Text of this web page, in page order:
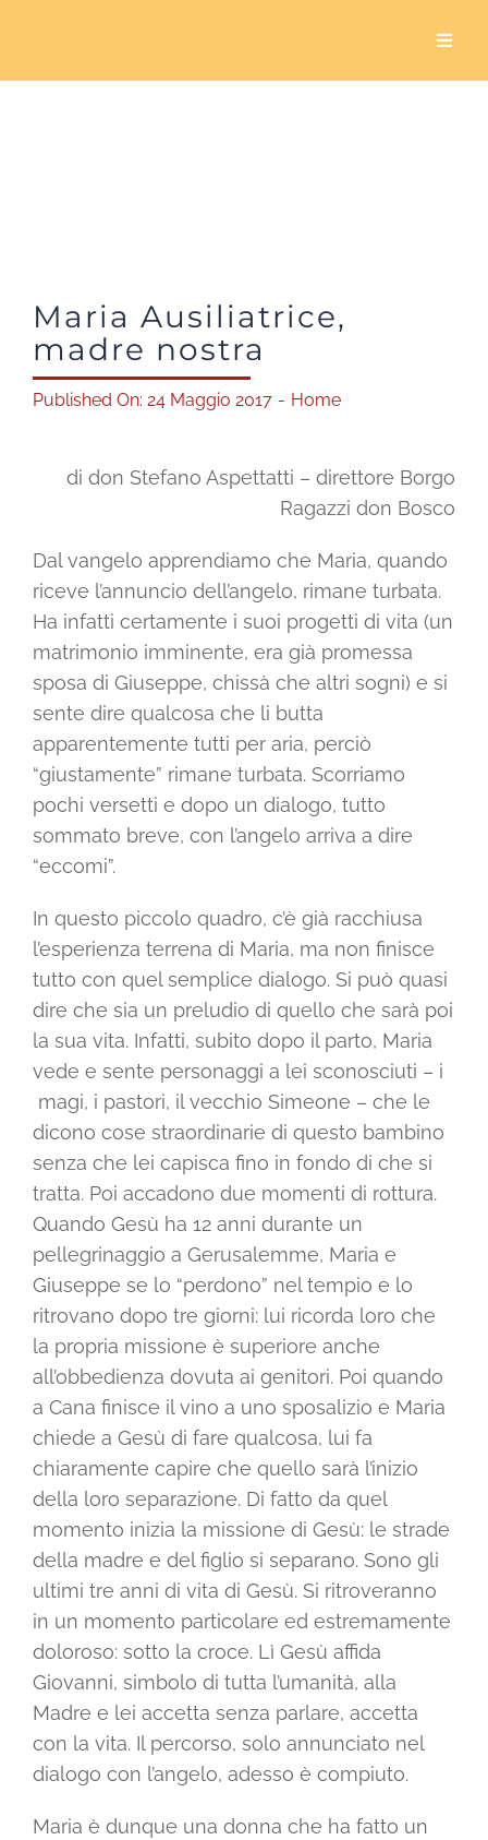
5×1000
News
Dona ora
Mediaroom
Contatti
Officina Solidale
Maria Ausiliatrice,
madre nostra
Published On: 24 Maggio 2017 - Home
di don Stefano Aspettatti – direttore Borgo
Ragazzi don Bosco
Dal vangelo apprendiamo che Maria, quando
riceve l’annuncio dell’angelo, rimane turbata.
Ha infatti certamente i suoi progetti di vita (un
matrimonio imminente, era già promessa
sposa di Giuseppe, chissà che altri sogni) e si
sente dire qualcosa che li butta
apparentemente tutti per aria, perciò
“giustamente” rimane turbata. Scorriamo
pochi versetti e dopo un dialogo, tutto
sommato breve, con l’angelo arriva a dire
“eccomi”.
In questo piccolo quadro, c’è già racchiusa
l’esperienza terrena di Maria, ma non finisce
tutto con quel semplice dialogo. Si può quasi
dire che sia un preludio di quello che sarà poi
la sua vita. Infatti, subito dopo il parto, Maria
vede e sente personaggi a lei sconosciuti – i
magi, i pastori, il vecchio Simeone – che le
dicono cose straordinarie di questo bambino
senza che lei capisca fino in fondo di che si
tratta. Poi accadono due momenti di rottura.
Quando Gesù ha 12 anni durante un
pellegrinaggio a Gerusalemme, Maria e
Giuseppe se lo “perdono” nel tempio e lo
ritrovano dopo tre giorni: lui ricorda loro che
la propria missione è superiore anche
all’obbedienza dovuta ai genitori. Poi quando
a Cana finisce il vino a uno sposalizio e Maria
chiede a Gesù di fare qualcosa, lui fa
chiaramente capire che quello sarà l’inizio
della loro separazione. Di fatto da quel
momento inizia la missione di Gesù: le strade
della madre e del figlio si separano. Sono gli
ultimi tre anni di vita di Gesù. Si ritroveranno
in un momento particolare ed estremamente
doloroso: sotto la croce. Lì Gesù affida
Giovanni, simbolo di tutta l’umanità, alla
Madre e lei accetta senza parlare, accetta
con la vita. Il percorso, solo annunciato nel
dialogo con l’angelo, adesso è compiuto.
Maria è dunque una donna che ha fatto un